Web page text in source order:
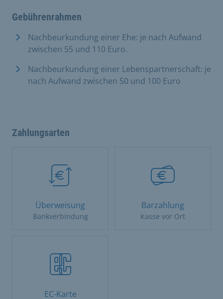
Gebührenrahmen
Nachbeurkundung einer Ehe: je nach Aufwand
zwischen 55 und 110 Euro.
Nachbeurkundung einer Lebenspartnerschaft: je
nach Aufwand zwischen 50 und 100 Euro
Zahlungsarten
Überweisung
Bankverbindung
Barzahlung
Kasse vor Ort
EC-Karte